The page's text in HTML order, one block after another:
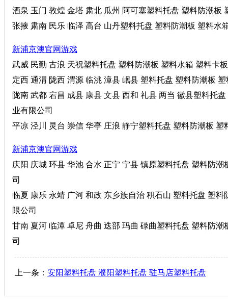
酒泉 玉门 敦煌 金塔 肃北 瓜州 阿可塞塑料托盘 塑料防潮板
张掖 肃南 民乐 临泽 高台 山丹塑料托盘 塑料防潮板 塑料水
新浦京澳官网游戏
武威 民勤 古浪 天祝塑料托盘 塑料防潮板 塑料水箱 塑料卡
定西 通渭 陇西 渭源 临洮 漳县 岷县 塑料托盘 塑料防潮板
陇南 武都 宕昌 成县 康县 文县 西和 礼县 两当 徽县塑料托
业有限公司
平凉 泾川 灵台 崇信 华亭 庄浪 静宁塑料托盘 塑料防潮板
新浦京澳官网游戏
庆阳 庆城 环县 华池 合水 正宁 宁县 镇原塑料托盘 塑料防
司
临夏 康乐 永靖 广河 和政 东乡族自治 积石山 塑料托盘 塑
限公司
甘南 夏河 临潭 卓尼 舟曲 迭部 玛曲 碌曲塑料托盘 塑料防
司
上一条： 安阳塑料托盘 濮阳塑料托盘 驻马店塑料托盘